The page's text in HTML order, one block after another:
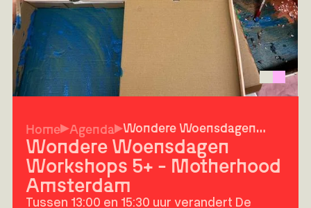
Home Agenda Wondere Woensdagen
Workshops 5+ -
Motherhood Amsterdam
Wondere Woensdagen
Workshops 5+ - Motherhood
Amsterdam
Tussen 13:00 en 15:30 uur verandert De